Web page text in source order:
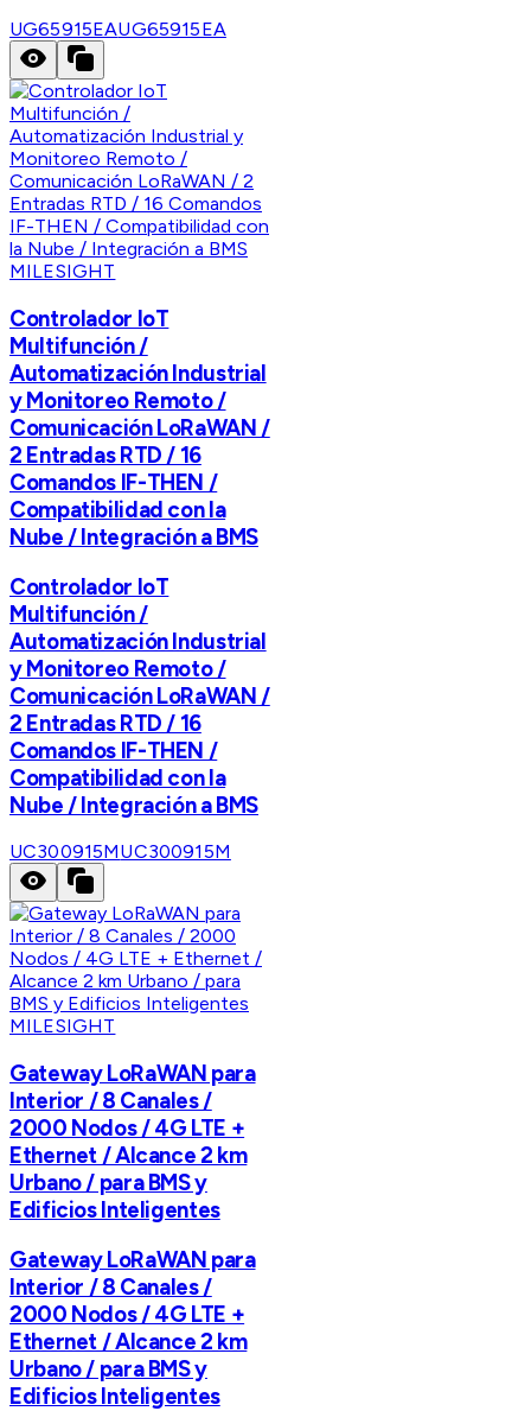
UG65915EAUG65915EA
MILESIGHT
Controlador IoT
Multifunción /
Automatización Industrial
y Monitoreo Remoto /
Comunicación LoRaWAN /
2 Entradas RTD / 16
Comandos IF-THEN /
Compatibilidad con la
Nube / Integración a BMS
Controlador IoT
Multifunción /
Automatización Industrial
y Monitoreo Remoto /
Comunicación LoRaWAN /
2 Entradas RTD / 16
Comandos IF-THEN /
Compatibilidad con la
Nube / Integración a BMS
UC300915MUC300915M
MILESIGHT
Gateway LoRaWAN para
Interior / 8 Canales /
2000 Nodos / 4G LTE +
Ethernet / Alcance 2 km
Urbano / para BMS y
Edificios Inteligentes
Gateway LoRaWAN para
Interior / 8 Canales /
2000 Nodos / 4G LTE +
Ethernet / Alcance 2 km
Urbano / para BMS y
Edificios Inteligentes